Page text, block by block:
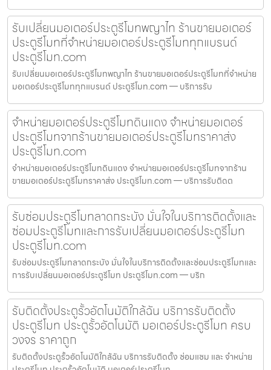
รับเปลี่ยนมอเตอร์ประตูรีโมทพญาไท ร้านขายมอเตอร์
ประตูรีโมทที่จำหน่ายมอเตอร์ประตูรีโมททุกแบรนด์
ประตูรีโมท.com
รับเปลี่ยนมอเตอร์ประตูรีโมทพญาไท ร้านขายมอเตอร์ประตูรีโมทที่จำหน่าย
มอเตอร์ประตูรีโมททุกแบรนด์ ประตูรีโมท.com — บริการรับ
จำหน่ายมอเตอร์ประตูรีโมทดินแดง จำหน่ายมอเตอร์
ประตูรีโมทจากร้านขายมอเตอร์ประตูรีโมทราคาส่ง
ประตูรีโมท.com
จำหน่ายมอเตอร์ประตูรีโมทดินแดง จำหน่ายมอเตอร์ประตูรีโมทจากร้าน
ขายมอเตอร์ประตูรีโมทราคาส่ง ประตูรีโมท.com — บริการรับติดต
รับซ่อมประตูรีโมทลาดกระบัง มั่นใจในบริการติดตั้งและ
ซ่อมประตูรีโมทและการรับเปลี่ยนมอเตอร์ประตูรีโมท
ประตูรีโมท.com
รับซ่อมประตูรีโมทลาดกระบัง มั่นใจในบริการติดตั้งและซ่อมประตูรีโมทและ
การรับเปลี่ยนมอเตอร์ประตูรีโมท ประตูรีโมท.com — บริก
รับติดตั้งประตูรั้วอัตโนมัติใกล้ฉัน บริการรับติดตั้ง
ประตูรีโมท ประตูรั้วอัตโนมัติ มอเตอร์ประตูรีโมท ครบ
วงจร ราคาถูก
รับติดตั้งประตูรั้วอัตโนมัติใกล้ฉัน บริการรับติดตั้ง ซ่อมแซม และ จำหน่าย